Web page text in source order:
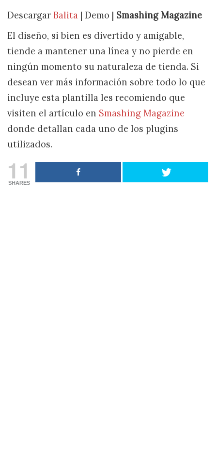
Descargar Balita | Demo | Smashing Magazine
El diseño, si bien es divertido y amigable,
tiende a mantener una línea y no pierde en
ningún momento su naturaleza de tienda. Si
desean ver más información sobre todo lo que
incluye esta plantilla les recomiendo que
visiten el artículo en Smashing Magazine
donde detallan cada uno de los plugins
utilizados.
11
SHARES